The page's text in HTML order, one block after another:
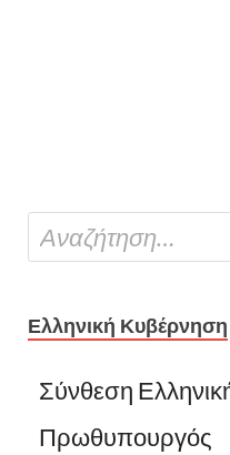
Ελληνική Κυβέρνηση
Σύνθεση
Πρωθυπουργός